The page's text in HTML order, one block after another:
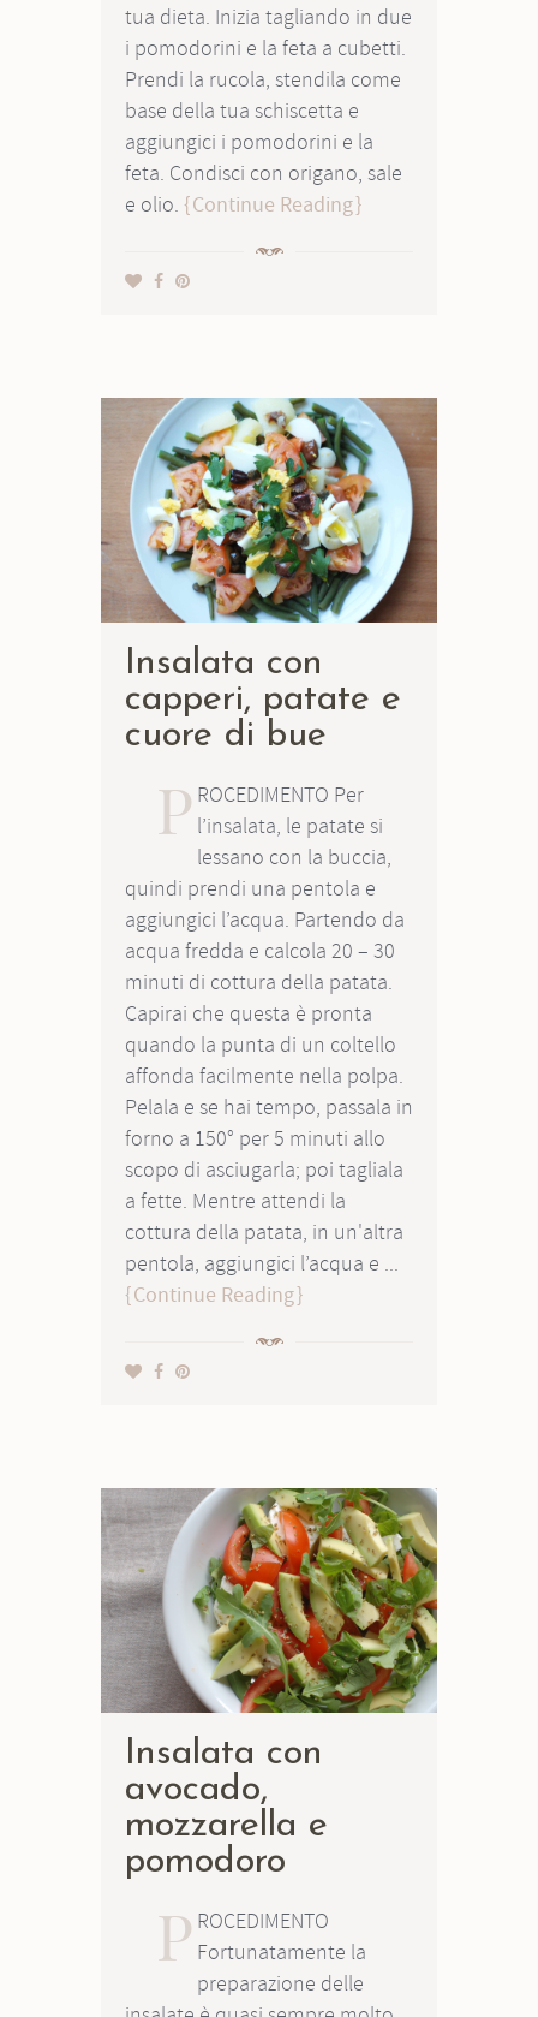
tua dieta. Inizia tagliando in due
i pomodorini e la feta a cubetti.
Prendi la rucola, stendila come
base della tua schiscetta e
aggiungici i pomodorini e la
feta. Condisci con origano, sale
e olio. Continue Reading
Insalata con
capperi, patate e
cuore di bue
P ROCEDIMENTO Per
l’insalata, le patate si
lessano con la buccia,
quindi prendi una pentola e
aggiungici l’acqua. Partendo da
acqua fredda e calcola 20 – 30
minuti di cottura della patata.
Capirai che questa è pronta
quando la punta di un coltello
affonda facilmente nella polpa.
Pelala e se hai tempo, passala in
forno a 150° per 5 minuti allo
scopo di asciugarla; poi tagliala
a fette. Mentre attendi la
cottura della patata, in un'altra
pentola, aggiungici l’acqua e ...
Continue Reading
Insalata con
avocado,
mozzarella e
pomodoro
P ROCEDIMENTO
Fortunatamente la
preparazione delle